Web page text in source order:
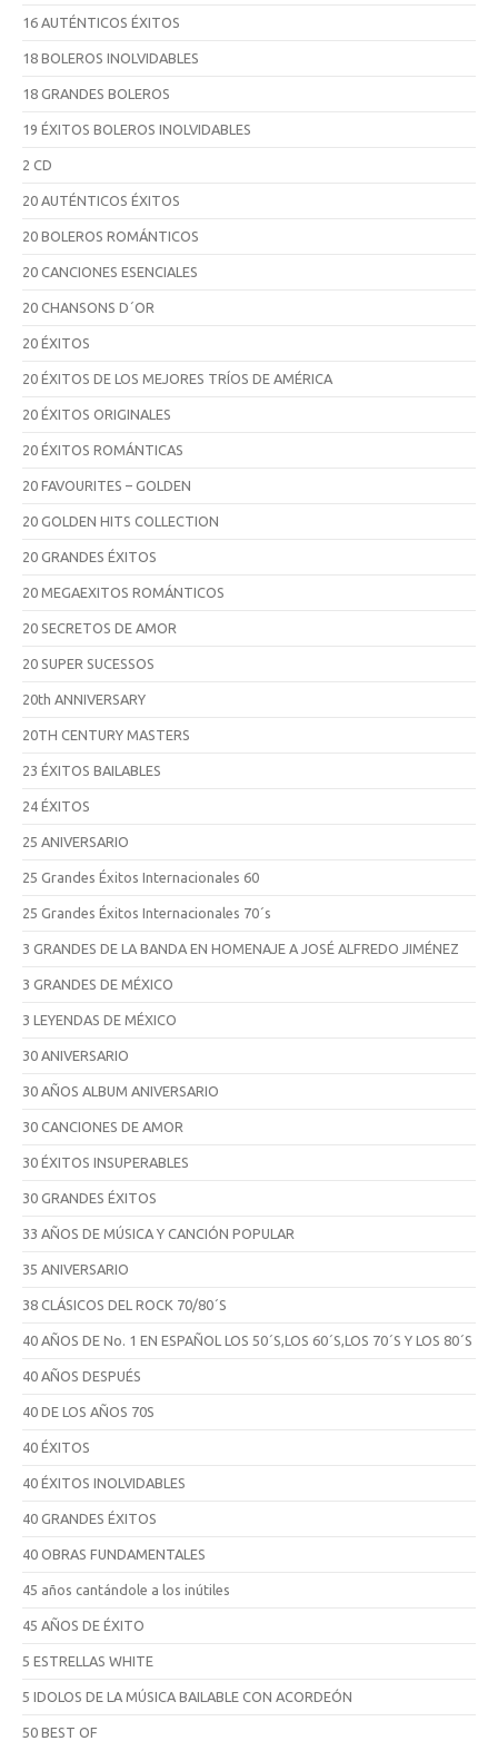
16 AUTÉNTICOS ÉXITOS
18 BOLEROS INOLVIDABLES
18 GRANDES BOLEROS
19 ÉXITOS BOLEROS INOLVIDABLES
2 CD
20 AUTÉNTICOS ÉXITOS
20 BOLEROS ROMÁNTICOS
20 CANCIONES ESENCIALES
20 CHANSONS D´OR
20 ÉXITOS
20 ÉXITOS DE LOS MEJORES TRÍOS DE AMÉRICA
20 ÉXITOS ORIGINALES
20 ÉXITOS ROMÁNTICAS
20 FAVOURITES – GOLDEN
20 GOLDEN HITS COLLECTION
20 GRANDES ÉXITOS
20 MEGAEXITOS ROMÁNTICOS
20 SECRETOS DE AMOR
20 SUPER SUCESSOS
20th ANNIVERSARY
20TH CENTURY MASTERS
23 ÉXITOS BAILABLES
24 ÉXITOS
25 ANIVERSARIO
25 Grandes Éxitos Internacionales 60
25 Grandes Éxitos Internacionales 70´s
3 GRANDES DE LA BANDA EN HOMENAJE A JOSÉ ALFREDO JIMÉNEZ
3 GRANDES DE MÉXICO
3 LEYENDAS DE MÉXICO
30 ANIVERSARIO
30 AÑOS ALBUM ANIVERSARIO
30 CANCIONES DE AMOR
30 ÉXITOS INSUPERABLES
30 GRANDES ÉXITOS
33 AÑOS DE MÚSICA Y CANCIÓN POPULAR
35 ANIVERSARIO
38 CLÁSICOS DEL ROCK 70/80´S
40 AÑOS DE No. 1 EN ESPAÑOL LOS 50´S,LOS 60´S,LOS 70´S Y LOS 80´S
40 AÑOS DESPUÉS
40 DE LOS AÑOS 70S
40 ÉXITOS
40 ÉXITOS INOLVIDABLES
40 GRANDES ÉXITOS
40 OBRAS FUNDAMENTALES
45 años cantándole a los inútiles
45 AÑOS DE ÉXITO
5 ESTRELLAS WHITE
5 IDOLOS DE LA MÚSICA BAILABLE CON ACORDEÓN
50 BEST OF